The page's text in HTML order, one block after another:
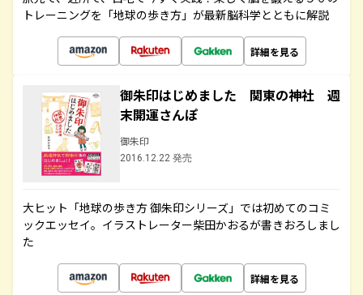
トレーニングを「地球の歩き方」が最新脳科学とともに解説
詳細を見る
御朱印はじめました 関東の神社 週
末開運さんぽ
御朱印
2016.12.22 発売
大ヒット「地球の歩き方 御朱印シリーズ」では初めてのコミ
ックエッセイ。イラストレーター柴田かおるが書きおろしまし
た
詳細を見る